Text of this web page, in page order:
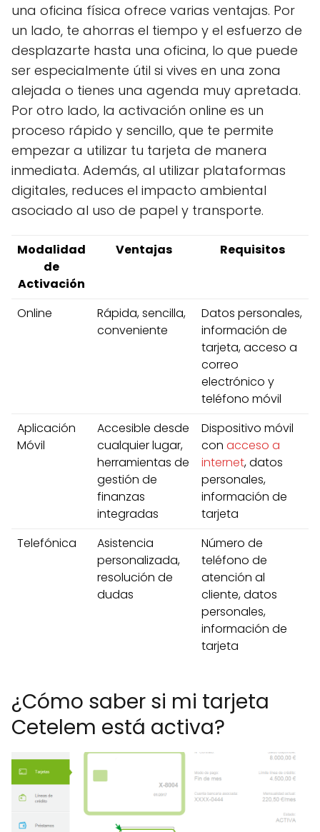
una oficina física ofrece varias ventajas. Por
un lado, te ahorras el tiempo y el esfuerzo de
desplazarte hasta una oficina, lo que puede
ser especialmente útil si vives en una zona
alejada o tienes una agenda muy apretada.
Por otro lado, la activación online es un
proceso rápido y sencillo, que te permite
empezar a utilizar tu tarjeta de manera
inmediata. Además, al utilizar plataformas
digitales, reduces el impacto ambiental
asociado al uso de papel y transporte.
Modalidad
de
Activación
Ventajas Requisitos
Online
Rápida, sencilla,
conveniente
Datos personales,
información de
tarjeta, acceso a
correo
electrónico y
teléfono móvil
Aplicación
Móvil
Accesible desde
cualquier lugar,
herramientas de
gestión de
finanzas
integradas
Dispositivo móvil
con acceso a
internet, datos
personales,
información de
tarjeta
Telefónica
Asistencia
personalizada,
resolución de
dudas
Número de
teléfono de
atención al
cliente, datos
personales,
información de
tarjeta
¿Cómo saber si mi tarjeta
Cetelem está activa?